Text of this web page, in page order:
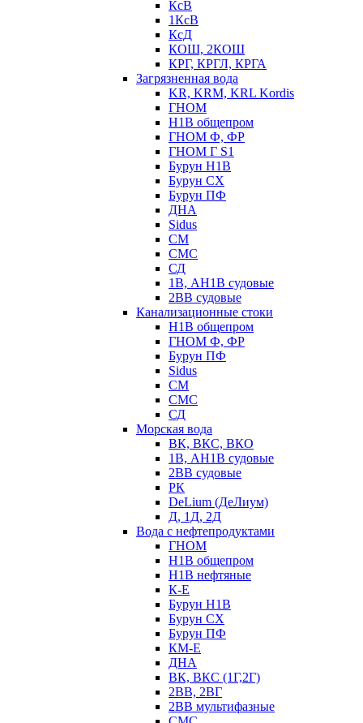
КсВ
1КсВ
КсД
КОШ, 2КОШ
КРГ, КРГЛ, КРГА
Загрязненная вода
KR, KRM, KRL Kordis
ГНОМ
Н1В общепром
ГНОМ Ф, ФР
ГНОМ Г S1
Бурун Н1В
Бурун СХ
Бурун ПФ
ДНА
Sidus
СМ
СМС
СД
1В, АН1В судовые
2ВВ судовые
Канализационные стоки
Н1В общепром
ГНОМ Ф, ФР
Бурун ПФ
Sidus
СМ
СМС
СД
Морская вода
ВК, ВКС, ВКО
1В, АН1В судовые
2ВВ судовые
РК
DeLium (ДеЛиум)
Д, 1Д, 2Д
Вода с нефтепродуктами
ГНОМ
Н1В общепром
Н1В нефтяные
К-Е
Бурун Н1В
Бурун СХ
Бурун ПФ
КМ-Е
ДНА
ВК, ВКС (1Г,2Г)
2ВВ, 2ВГ
2ВВ мультифазные